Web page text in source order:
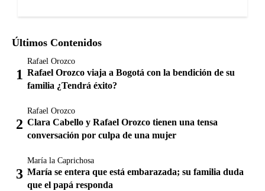
Últimos Contenidos
Rafael Orozco
Rafael Orozco viaja a Bogotá con la bendición de su
familia ¿Tendrá éxito?
Rafael Orozco
Clara Cabello y Rafael Orozco tienen una tensa
conversación por culpa de una mujer
María la Caprichosa
María se entera que está embarazada; su familia duda
que el papá responda